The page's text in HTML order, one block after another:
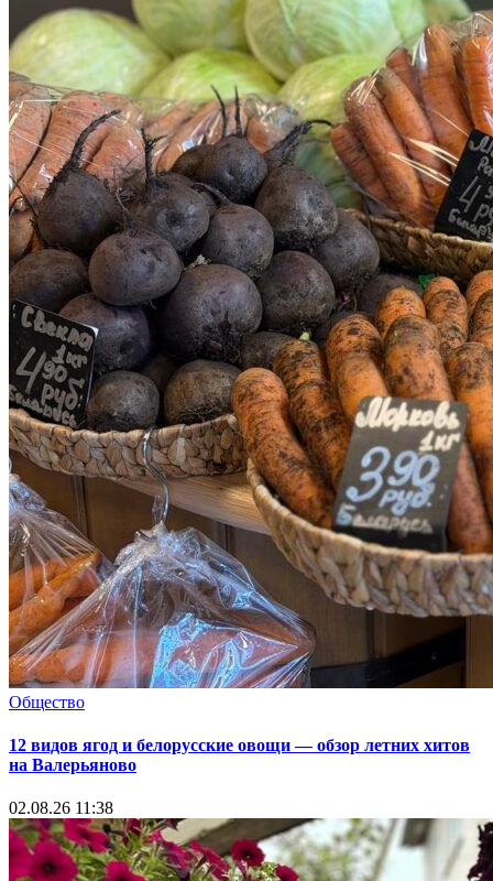
Общество
12 видов ягод и белорусские овощи — обзор летних хитов
на Валерьяново
02.08.26 11:38